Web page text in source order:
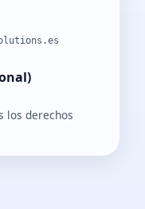
los derechos